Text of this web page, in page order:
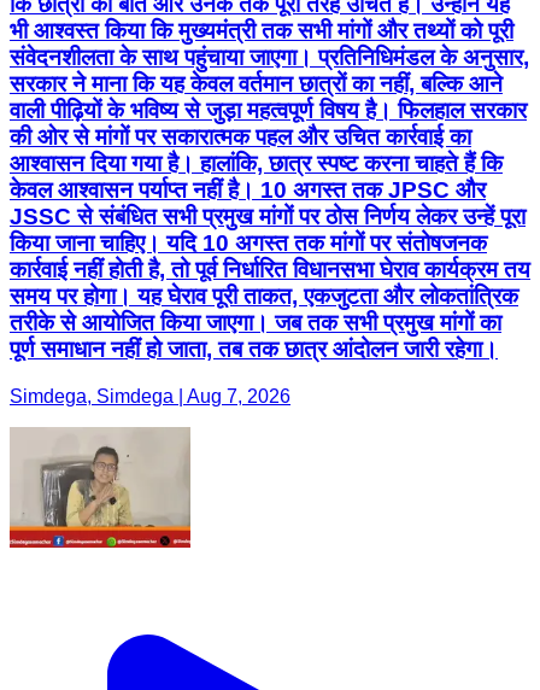
भी आश्वस्त किया कि मुख्यमंत्री तक सभी मांगों और तथ्यों को पूरी
संवेदनशीलता के साथ पहुंचाया जाएगा। प्रतिनिधिमंडल के अनुसार,
सरकार ने माना कि यह केवल वर्तमान छात्रों का नहीं, बल्कि आने
वाली पीढ़ियों के भविष्य से जुड़ा महत्वपूर्ण विषय है। फिलहाल सरकार
की ओर से मांगों पर सकारात्मक पहल और उचित कार्रवाई का
आश्वासन दिया गया है। हालांकि, छात्र स्पष्ट करना चाहते हैं कि
केवल आश्वासन पर्याप्त नहीं है। 10 अगस्त तक JPSC और
JSSC से संबंधित सभी प्रमुख मांगों पर ठोस निर्णय लेकर उन्हें पूरा
किया जाना चाहिए। यदि 10 अगस्त तक मांगों पर संतोषजनक
कार्रवाई नहीं होती है, तो पूर्व निर्धारित विधानसभा घेराव कार्यक्रम तय
समय पर होगा। यह घेराव पूरी ताकत, एकजुटता और लोकतांत्रिक
तरीके से आयोजित किया जाएगा। जब तक सभी प्रमुख मांगों का
पूर्ण समाधान नहीं हो जाता, तब तक छात्र आंदोलन जारी रहेगा।
Simdega, Simdega | Aug 7, 2026